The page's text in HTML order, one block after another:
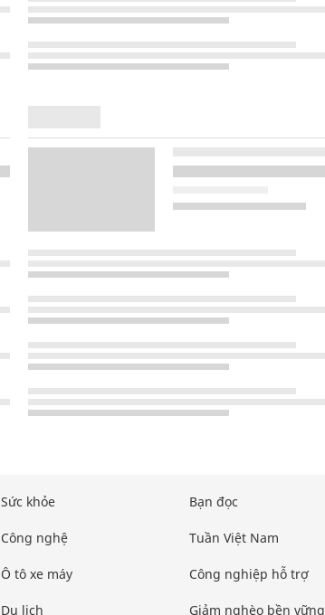
Sức khỏe
Công nghệ
Ô tô xe máy
Du lịch
Bạn đọc
Tuần Việt Nam
Công nghiệp hỗ trợ
Giảm nghèo bền vững